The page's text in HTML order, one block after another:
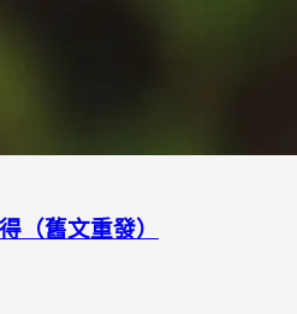
（舊文重發）